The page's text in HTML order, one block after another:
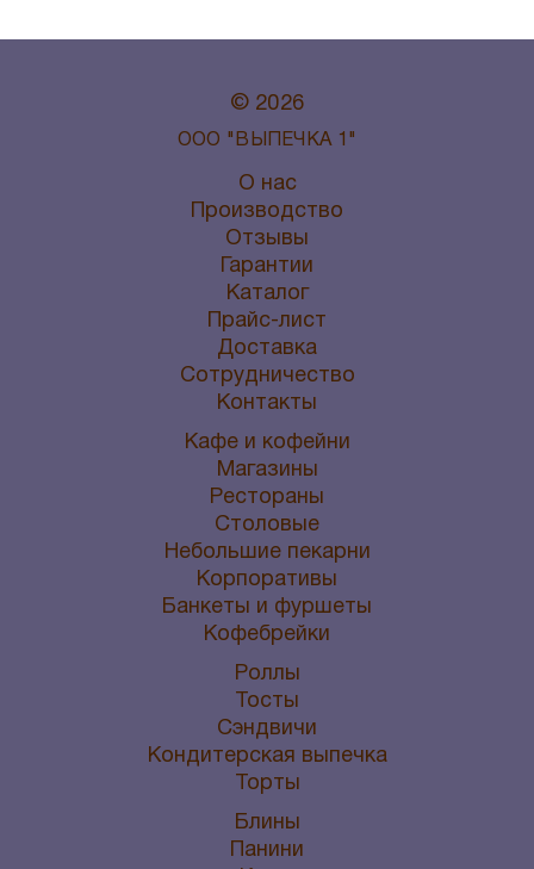
© 2026
ООО "ВЫПЕЧКА 1"
О нас
Производство
Отзывы
Гарантии
Каталог
Прайс-лист
Доставка
Сотрудничество
Контакты
Кафе и кофейни
Магазины
Рестораны
Столовые
Небольшие пекарни
Корпоративы
Банкеты и фуршеты
Кофебрейки
Роллы
Тосты
Сэндвичи
Кондитерская выпечка
Торты
Блины
Панини